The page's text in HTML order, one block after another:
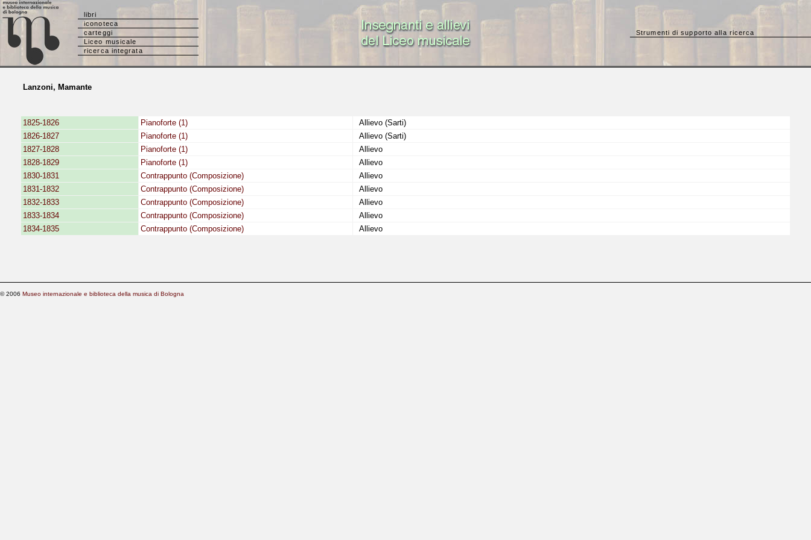
libri
iconoteca
carteggi
Liceo musicale
ricerca integrata
Strumenti di supporto alla ricerca
Lanzoni, Mamante
1825-1826 Pianoforte (1)
Allievo (Sarti)
1826-1827
Pianoforte (1)
Allievo (Sarti)
1827-1828
Pianoforte (1)
Allievo
1828-1829
Pianoforte (1)
Allievo
1830-1831
Contrappunto (Composizione)
Allievo
1831-1832
Contrappunto (Composizione)
Allievo
1832-1833
Contrappunto (Composizione)
Allievo
1833-1834
Contrappunto (Composizione)
Allievo
1834-1835
Contrappunto (Composizione) Allievo
© 2006 Museo internazionale e biblioteca della musica di Bologna